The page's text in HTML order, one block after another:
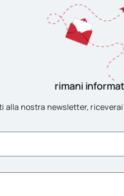
rimani
alla nostra newsletter,